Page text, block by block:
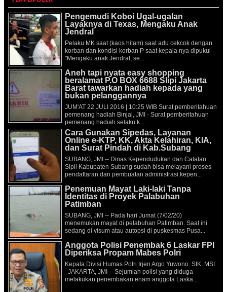
Pengemudi Koboi Ugal-ugalan
Layaknya di Texas, Mengaku Anak
Jendral
Pelaku MK saat (kaos hitam) saat adu cekcok dengan
korban dan kondisi korban P saat kepala nya dipukul
"Mengaku anak Jendral, se...
Aneh tapi nyata easy shopping
beralamat P.O BOX 6688 Slipi Jakarta
Barat tawarkan hadiah kepada yang
bukan pelanggannya
JUM'AT 22 JULI 2016 | 10:25 WIB Surat pemberitahuan
pemenang hadiah Binjai, JMI - Surat pemberitahuan
pemenang hadiah selaku k...
Cara Gunakan Sipedas, Layanan
Online e-KTP, KK, Akta Kelahiran, KIA,
dan Surat Pindah di Kab.Subang
SUBANG, JMI -- Dinas Kependudukan dan Catatan
Sipil Kabupaten Subang sudah bisa melayani proses
pendaftaran dan pembuatan administrasi kepen...
Penemuan Mayat Laki-laki Tanpa
Identitas di Proyek Palabuhan
Patimban
SUBANG, JMI -- Pada hari Jumat (7/02/20)
menemukan mayat di pelabuhan Patimban. Saat ini
sedang di visum atau autopsi di puskesmas Pusa...
Anggota Polisi Penembak 6 Laskar FPI
Diperiksa Propam Mabes Polri
Kepala Divisi Humas Polri Irjen Argo Yuwono. SIK. MSI
JAKARTA, JMI -- Sejumlah polisi yang diduga
melakukan penembakan enam anggota Laska...